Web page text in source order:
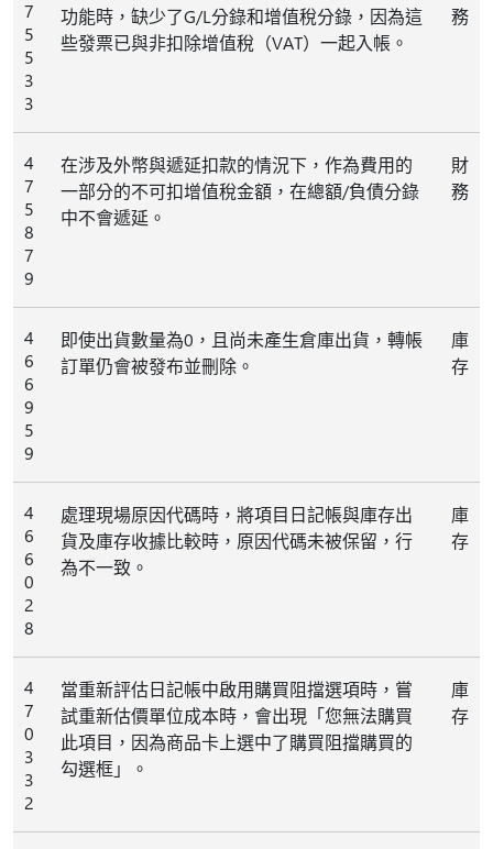
7
5
5
3
3
功能時，缺少了G/L分錄和增值稅分錄，因為這
些發票已與非扣除增值稅（VAT）一起入帳。
務
4
7
5
8
7
9
在涉及外幣與遞延扣款的情況下，作為費用的
一部分的不可扣增值稅金額，在總額/負債分錄
中不會遞延。
財
務
4
6
6
9
5
9
即使出貨數量為0，且尚未產生倉庫出貨，轉帳
訂單仍會被發布並刪除。
庫
存
4
6
6
0
2
8
處理現場原因代碼時，將項目日記帳與庫存出
貨及庫存收據比較時，原因代碼未被保留，行
為不一致。
庫
存
4
7
0
3
3
2
當重新評估日記帳中啟用購買阻擋選項時，嘗
試重新估價單位成本時，會出現「您無法購買
此項目，因為商品卡上選中了購買阻擋購買的
勾選框」。
庫
存